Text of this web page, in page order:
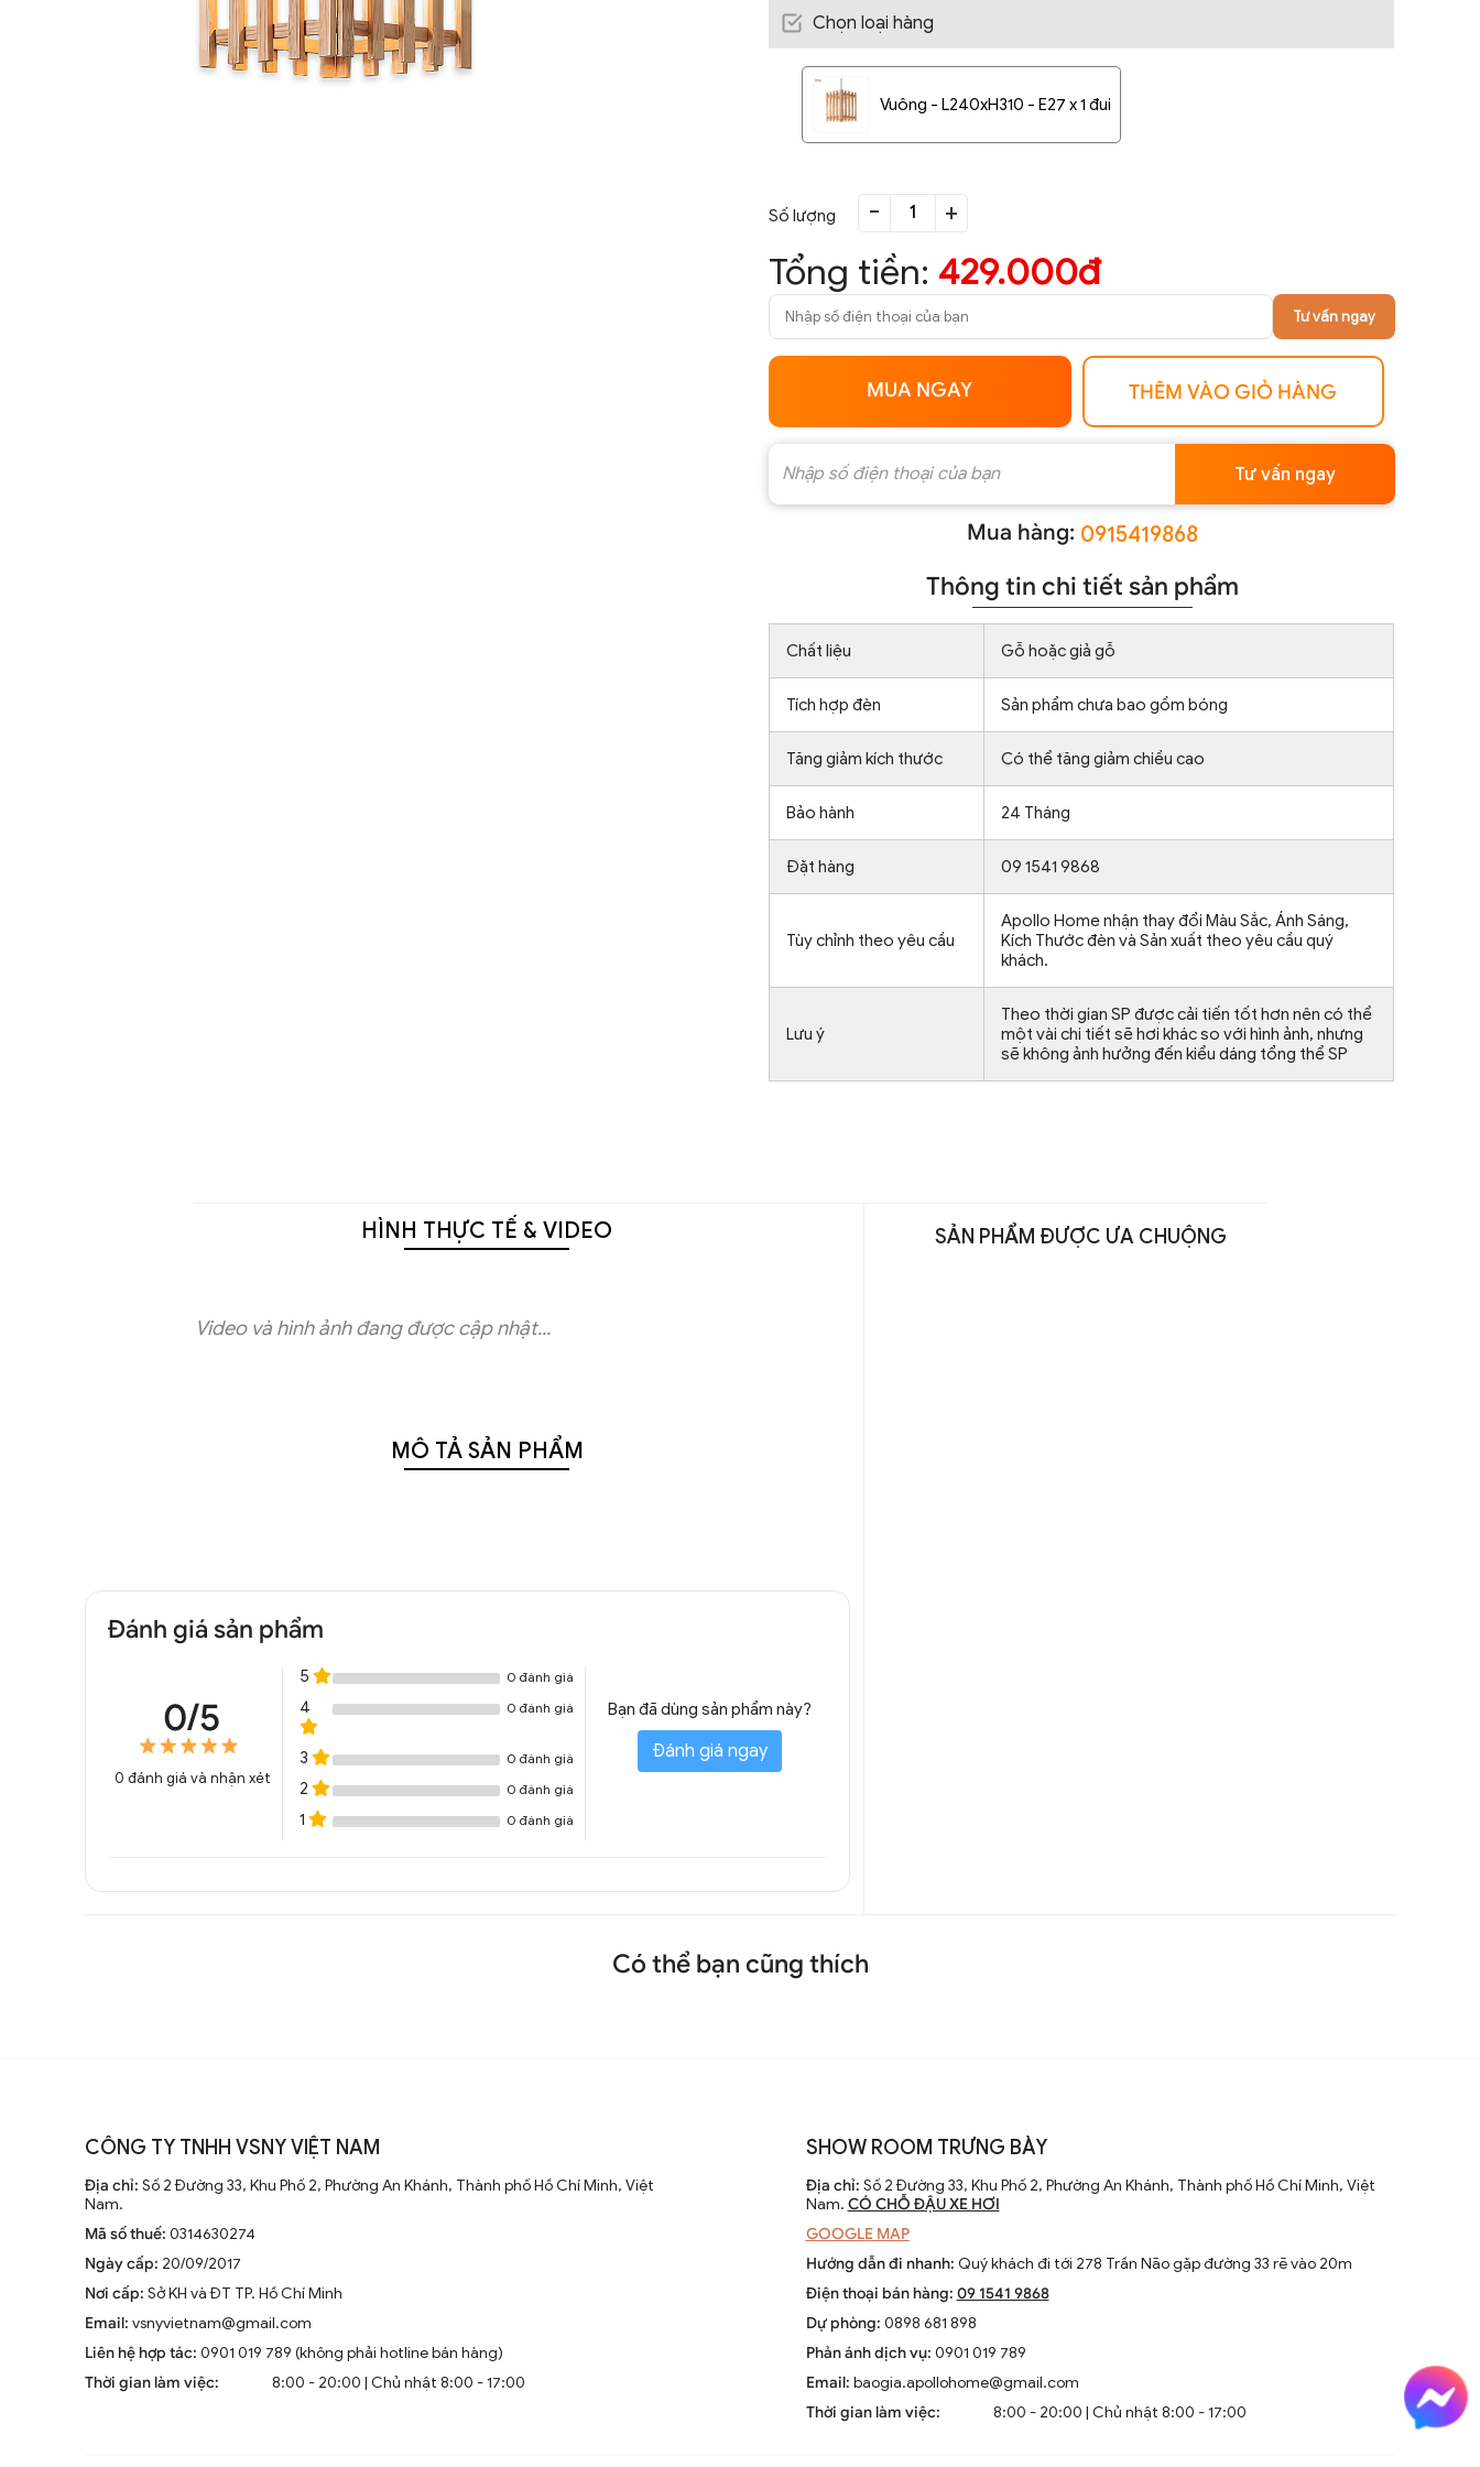
Chọn loại hàng
Vuông - L240xH310 - E27 x 1 đui
Số lượng - +
Tổng tiền: 429.000đ
Tư vấn ngay
MUA NGAY THÊM VÀO GIỎ HÀNG
Tư vấn ngay
Mua hàng: 0915419868
Thông tin chi tiết sản phẩm
Chất liệu Gỗ hoặc giả gỗ
Tích hợp đèn Sản phẩm chưa bao gồm bóng
Tăng giảm kích thước Có thể tăng giảm chiều cao
Bảo hành 24 Tháng
Đặt hàng 09 1541 9868
Tùy chỉnh theo yêu cầu
Apollo Home nhận thay đổi Màu Sắc, Ánh Sáng,
Kích Thước đèn và Sản xuất theo yêu cầu quý
khách.
Lưu ý
Theo thời gian SP được cải tiến tốt hơn nên có thể
một vài chi tiết sẽ hơi khác so với hình ảnh, nhưng
sẽ không ảnh hưởng đến kiểu dáng tổng thể SP
HÌNH THỰC TẾ & VIDEO
Video và hình ảnh đang được cập nhật...
MÔ TẢ SẢN PHẨM
Đánh giá sản phẩm
0/5
0 đánh giá và nhận xét
5 0 đánh giá
4 0 đánh giá
3 0 đánh giá
2 0 đánh giá
1 0 đánh giá
Bạn đã dùng sản phẩm này?
Đánh giá ngay
SẢN PHẨM ĐƯỢC ƯA CHUỘNG
Có thể bạn cũng thích
CÔNG TY TNHH VSNY VIỆT NAM
Địa chỉ: Số 2 Đường 33, Khu Phố 2, Phường An Khánh, Thành phố Hồ Chí Minh, Việt
Nam.
Mã số thuế: 0314630274
Ngày cấp: 20/09/2017
Nơi cấp: Sở KH và ĐT TP. Hồ Chí Minh
Email: vsnyvietnam@gmail.com
Liên hệ hợp tác: 0901 019 789 (không phải hotline bán hàng)
Thời gian làm việc:
8:00 - 20:00 | Chủ nhật 8:00 - 17:00
SHOW ROOM TRƯNG BÀY
Địa chỉ: Số 2 Đường 33, Khu Phố 2, Phường An Khánh, Thành phố Hồ Chí Minh, Việt
Nam. CÓ CHỖ ĐẬU XE HƠI
GOOGLE MAP
Hướng dẫn đi nhanh: Quý khách đi tới 278 Trần Não gặp đường 33 rẽ vào 20m
Điện thoại bán hàng: 09 1541 9868
Dự phòng: 0898 681 898
Phản ánh dịch vụ: 0901 019 789
Email: baogia.apollohome@gmail.com
Thời gian làm việc:
8:00 - 20:00 | Chủ nhật 8:00 - 17:00